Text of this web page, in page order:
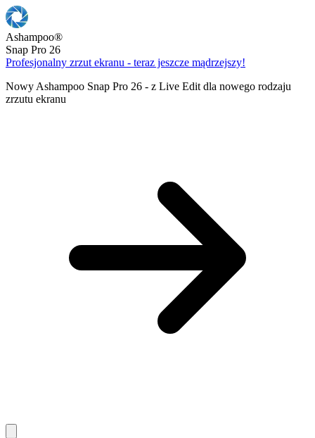
Ashampoo®
Snap Pro 26
Profesjonalny zrzut ekranu - teraz jeszcze mądrzejszy!
Nowy Ashampoo Snap Pro 26 - z Live Edit dla nowego rodzaju
zrzutu ekranu